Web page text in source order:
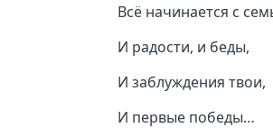
Всё начинается с
И радости, и беды,
И заблуждения твои,
И первые победы…